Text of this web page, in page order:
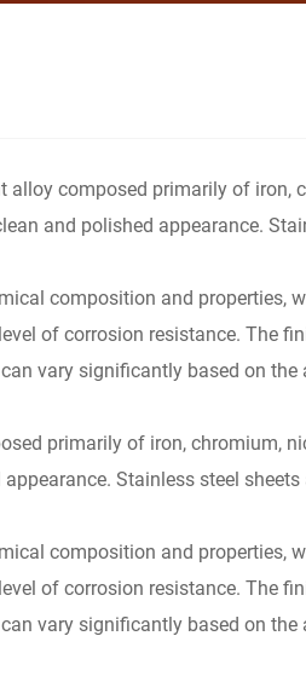
alloy composed primarily of iron,
and polished appearance.
composition and properties,
of corrosion resistance. The
vary significantly based on
primarily of iron, chromium,
Stainless steel
composition and properties,
of corrosion resistance. The
vary significantly based on